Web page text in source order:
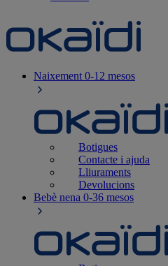
Naixement 0-12 mesos
Botigues
Contacte i ajuda
Lliuraments
Devolucions
Bebè nena 0-36 mesos